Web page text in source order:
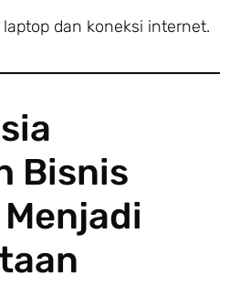
dan koneksi internet.
Bisnis